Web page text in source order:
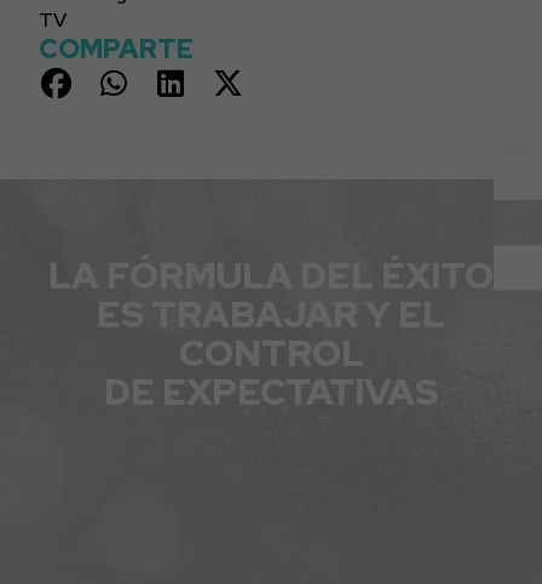
TV
COMPARTE
LA FÓRMULA DEL ÉXITO
ES TRABAJAR Y EL
CONTROL
DE EXPECTATIVAS